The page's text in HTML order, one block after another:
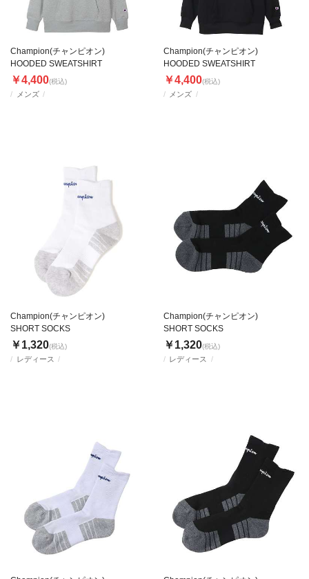
メンズ
Champion(チャンピオン)
HOODED SWEATSHIRT
￥4,400(税込)
メンズ
Champion(チャンピオン)
HOODED SWEATSHIRT
￥4,400(税込)
レディース
Champion(チャンピオン)
SHORT SOCKS
￥1,320(税込)
レディース
Champion(チャンピオン)
SHORT SOCKS
￥1,320(税込)